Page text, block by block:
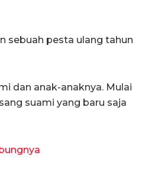
sebuah pesta ulang tahun
dan anak-anaknya. Mulai
suami yang baru saja